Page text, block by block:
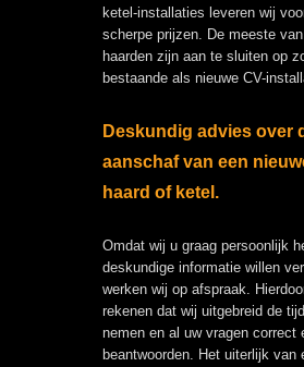
ketel-installaties leveren wij
scherpe prijzen. De meeste
haarden zijn aan te sluiten op
bestaande als nieuwe CV-
Deskundig advies over
aanschaf van een
haard of ketel.
Omdat wij u graag persoonlijk
deskundige informatie willen
werken wij op afspraak.
rekenen dat wij uitgebreid de
nemen en al uw vragen correct
beantwoorden. Het uiterlijk van